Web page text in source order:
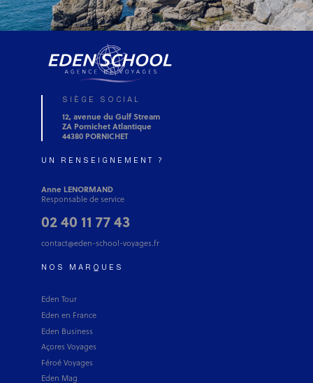
SIÈGE SOCIAL
12, avenue du Gulf Stream
ZA Pornichet Atlantique
44380 PORNICHET
UN RENSEIGNEMENT ?
Anne LENORMAND
Responsable de service
02 40 11 77 43
contact@eden-school-voyages.fr
NOS MARQUES
Eden Tour
Eden en France
Eden Business
Açores Voyages
Féroé Voyages
Eden Mag